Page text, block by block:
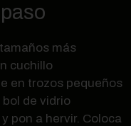
más
cuchillo
en trozos pequeños
de vidrio
pon a hervir. Coloca